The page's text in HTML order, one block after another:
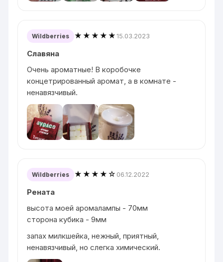
Wildberries ★★★★★15.03.2023
Славяна
Очень ароматные! В коробочке
концетрированный аромат, а в комнате -
ненавязчивый.
Wildberries ★★★★☆ 06.12.2022
Рената
высота моей аромалампы - 70мм
сторона кубика - 9мм
запах милкшейка, нежный, приятный,
ненавязчивый, но слегка химический.